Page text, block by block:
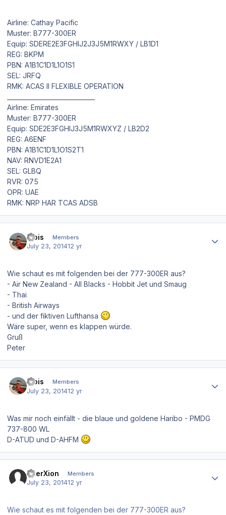
Airline: Cathay Pacific
Muster: B777-300ER
Equip: SDERE2E3FGHIJ2J3J5M1RWXY / LB1D1
REG: BKPM
PBN: A1B1C1D1L1O1S1
SEL: JRFQ
RMK: ACAS II FLEXIBLE OPERATION
Airline: Emirates
Muster: B777-300ER
Equip: SDE2E3FGHIJ3J5M1RWXYZ / LB2D2
REG: A6ENF
PBN: A1B1C1D1L1O1S2T1
NAV: RNVD1E2A1
SEL: GLBQ
RVR: 075
OPR: UAE
RMK: NRP HAR TCAS ADSB
Alois Members
July 23, 201412 yr
Wie schaut es mit folgenden bei der 777-300ER aus?
- Air New Zealand - All Blacks - Hobbit Jet und Smaug
- Thai
- British Airways
- und der fiktiven Lufthansa
Wäre super, wenn es klappen würde.
Gruß
Peter
Alois Members
July 23, 201412 yr
Was mir noch einfällt - die blaue und goldene Haribo - PMDG
737-800 WL
D-ATUD und D-AHFM
InterXion Members
July 23, 201412 yr
Wie schaut es mit folgenden bei der 777-300ER aus?